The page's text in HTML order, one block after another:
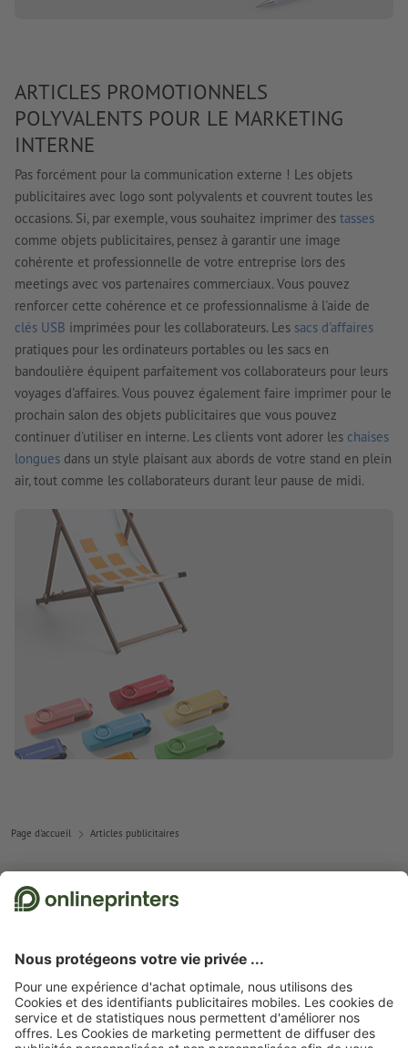
ARTICLES PROMOTIONNELS
POLYVALENTS POUR LE MARKETING
INTERNE
Pas forcément pour la communication externe ! Les objets
publicitaires avec logo sont polyvalents et couvrent toutes les
occasions. Si, par exemple, vous souhaitez imprimer des tasses
comme objets publicitaires, pensez à garantir une image
cohérente et professionnelle de votre entreprise lors des
meetings avec vos partenaires commerciaux. Vous pouvez
renforcer cette cohérence et ce professionnalisme à l'aide de
clés USB imprimées pour les collaborateurs. Les sacs d'affaires
pratiques pour les ordinateurs portables ou les sacs en
bandoulière équipent parfaitement vos collaborateurs pour leurs
voyages d'affaires. Vous pouvez également faire imprimer pour le
prochain salon des objets publicitaires que vous pouvez
continuer d'utiliser en interne. Les clients vont adorer les chaises
longues dans un style plaisant aux abords de votre stand en plein
air, tout comme les collaborateurs durant leur pause de midi.
Page d'accueil Articles publicitaires
À propos de nous
L'entreprise
Service
Abonnez-vous à notre newsletter et profitez d'une remise de
15 %